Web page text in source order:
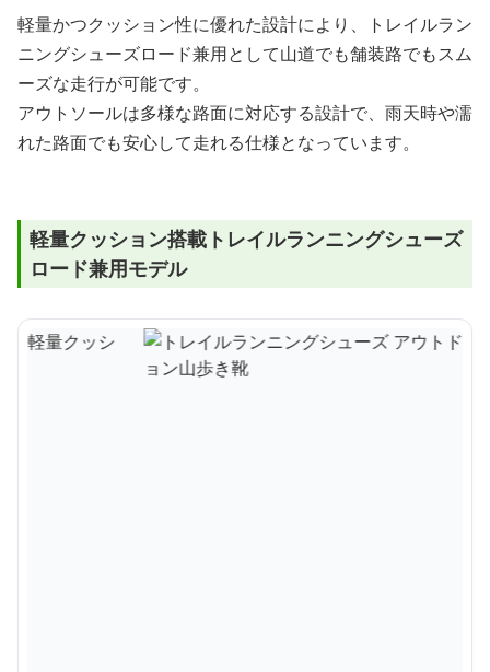
軽量かつクッション性に優れた設計により、トレイルラン
ニングシューズロード兼用として山道でも舗装路でもスム
ーズな走行が可能です。
アウトソールは多様な路面に対応する設計で、雨天時や濡
れた路面でも安心して走れる仕様となっています。
軽量クッション搭載トレイルランニングシューズ
ロード兼用モデル